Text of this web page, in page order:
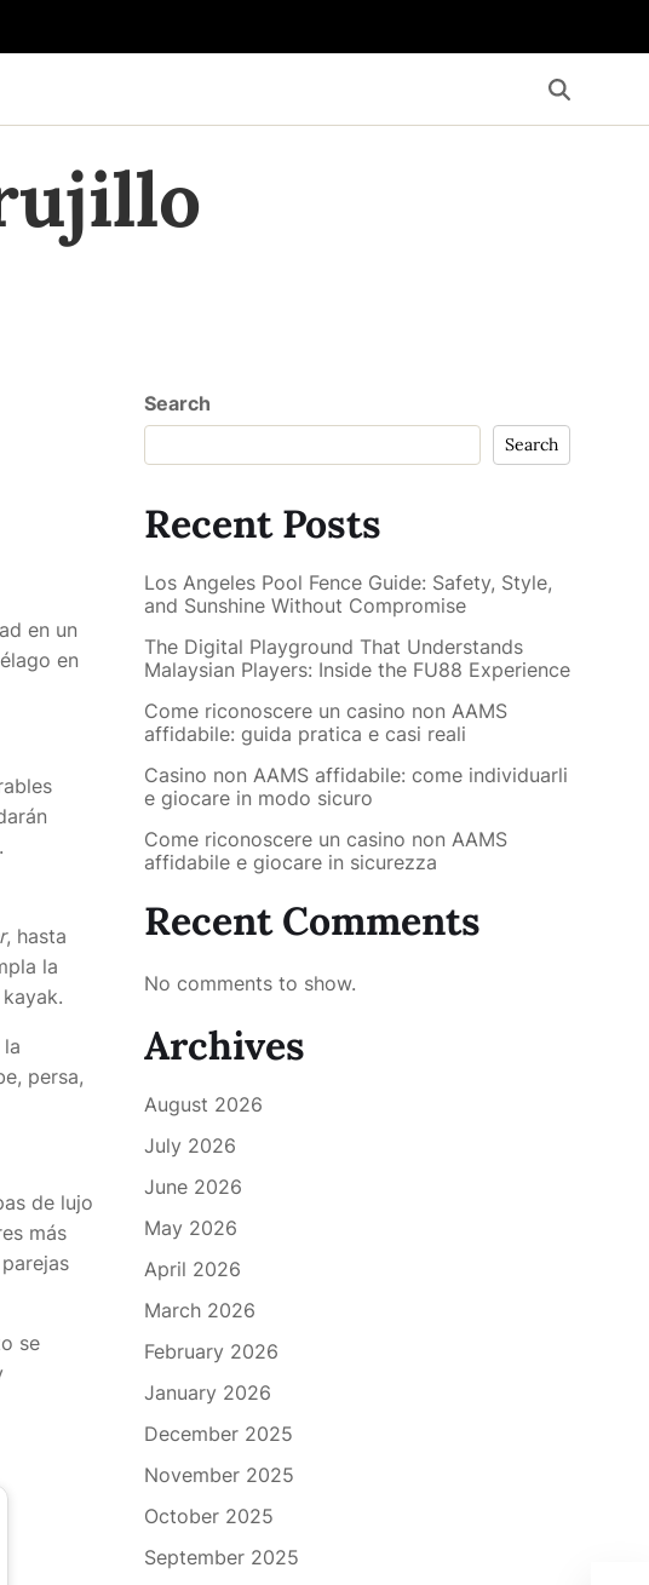
en un
en
, hasta
la
persa,
de lujo
más
se
Search
Search
Recent Posts
Los Angeles Pool Fence Guide: Safety, Style,
and Sunshine Without Compromise
The Digital Playground That Understands
Malaysian Players: Inside the FU88 Experience
Come riconoscere un casino non AAMS
affidabile: guida pratica e casi reali
Casino non AAMS affidabile: come individuarli
e giocare in modo sicuro
Come riconoscere un casino non AAMS
affidabile e giocare in sicurezza
Recent Comments
No comments to show.
Archives
August 2026
July 2026
June 2026
May 2026
April 2026
March 2026
February 2026
January 2026
December 2025
November 2025
October 2025
September 2025